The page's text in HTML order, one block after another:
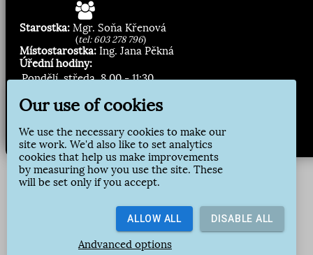
Starostka: Mgr. Soňa Křenová
(tel: 603 278 796)
Místostarostka: Ing. Jana Pěkná
Úřední hodiny:
Pondělí, středa 8.00 - 11:30
Zasílání novinek:
Přihlásit odběr
Our use of cookies
We use the necessary cookies to make our
site work. We'd also like to set analytics
cookies that help us make improvements
by measuring how you use the site. These
will be set only if you accept.
ALLOW ALL DISABLE ALL
Andvanced options